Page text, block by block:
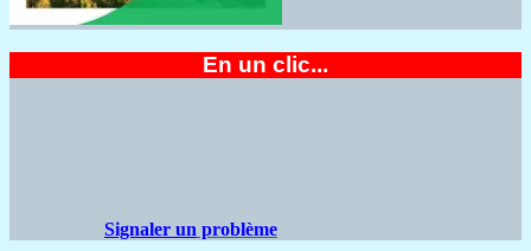
En un clic...
Signaler un problème